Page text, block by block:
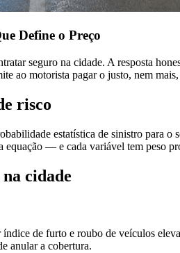
Define o Preço
seguro na cidade. A resposta
ao motorista pagar o justo, nem
risco
estatística de sinistro para
equação — e cada variável tem peso
cidade
de furto e roubo de veículos
anular a cobertura.